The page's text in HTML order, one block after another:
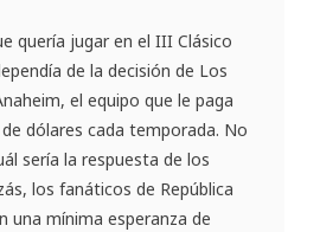
quería jugar en el III Clásico
de la decisión de Los
el equipo que le paga
dólares cada temporada. No
sería la respuesta de los
los fanáticos de República
una mínima esperanza de